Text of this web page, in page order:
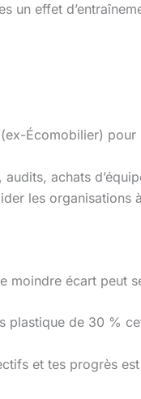
un effet
Écomobilier) pour
achats
les organisations
moindre écart peut
plastique de 30 %
et tes progrès